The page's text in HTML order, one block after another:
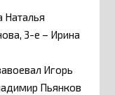
Наталья
3-е – Ирина
Игорь
Пьянков